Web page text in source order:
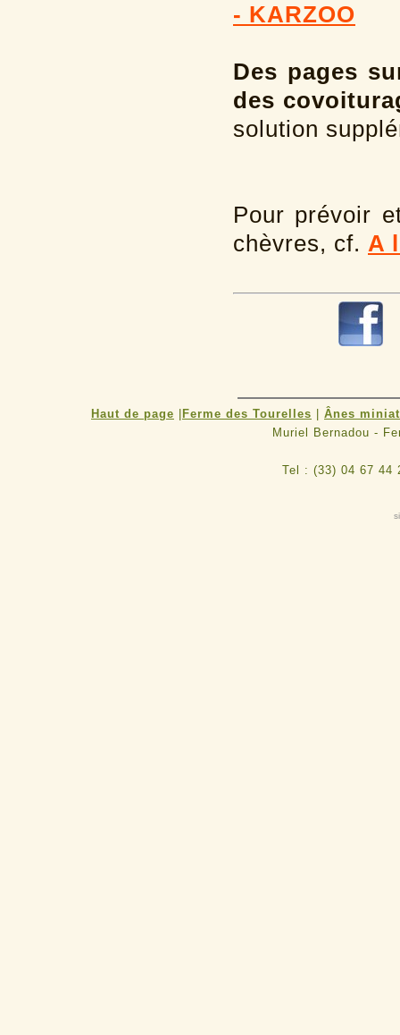
- KARZOO
Des pages
des
solution
Pour prévoir
chèvres, cf. A
Haut de page Ferme des Tourelles
Ânes
Muriel Bernadou -
Tel : (33) 04 67 44